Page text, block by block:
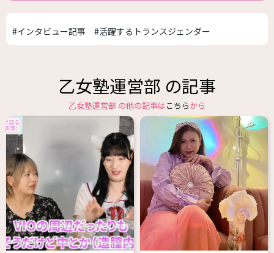
#インタビュー記事 #活躍するトランスジェンダー
乙女塾運営部 の記事
乙女塾運営部 の他の記事はこちらから